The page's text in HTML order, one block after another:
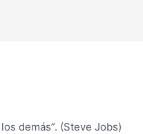
demás”. (Steve Jobs)